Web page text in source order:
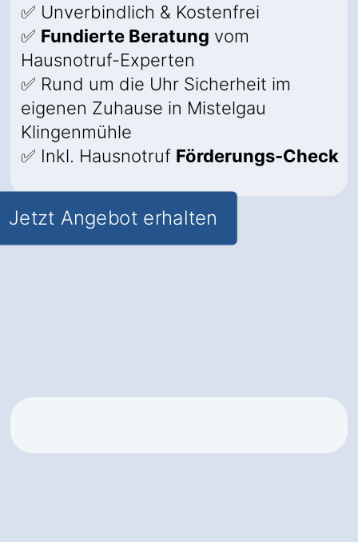
✅ Unverbindlich & Kostenfrei
✅ Fundierte Beratung vom
Hausnotruf-Experten
✅ Rund um die Uhr Sicherheit im
eigenen Zuhause in Mistelgau
Klingenmühle
✅ Inkl. Hausnotruf Förderungs-Check
Jetzt Angebot erhalten